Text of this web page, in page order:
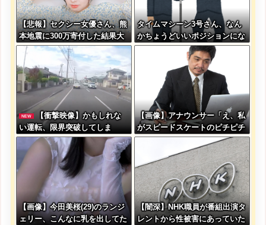
【悲報】セクシー女優さん、熊
本地震に300万寄付した結果大
炎上してしまう…←これさぁ…
タイムマシーン3号さん、なん
かちょうどいいポジションにな
る
NEW
【衝撃映像】かもしれな
い運転、限界突破してしま
う・・・
【画像】アナウンサー「え、私
がスピードスケートのピチピチ
ユニフォーム着るんですか…？
ﾑﾁｨ！！」←これはお前らに刺
さるやろw w w w w w w w
【画像】今田美桜(29)のランジ
ェリー、こんなに乳を出してた
【闇深】NHK職員が番組出演タ
レントから性被害にあっていた